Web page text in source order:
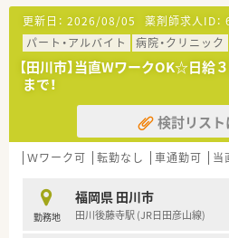
更新日： 2026/08/05 薬剤師求人ID：
パート・アルバイト
病院・クリニック
【田川市】当直WワークOK☆日給
まで！
検討リスト
Ｗワーク可 転勤なし 車通勤可 当
勤務地
福岡県 田川市
田川後藤寺駅 (JR日田彦山線)